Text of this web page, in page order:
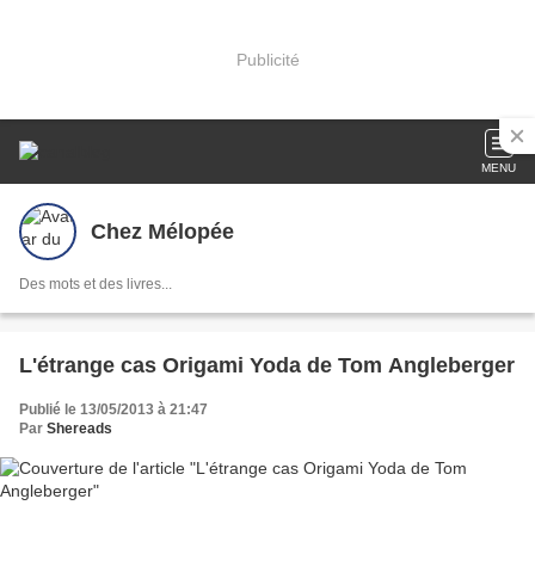
Publicité
MENU
Chez Mélopée
Des mots et des livres...
L'étrange cas Origami Yoda de Tom Angleberger
Publié le 13/05/2013 à 21:47
Par Shereads